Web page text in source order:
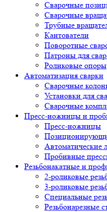
Сварочные
Сварочные
Трубные
Кантователи
Поворотные
Патроны для
Роликовые опоры
Автоматизация сварки
Сварочные
Установки для
Сварочные
Пресс-ножницы и
Пресс-ножницы
Автоматические
Пробивные
Резьбонакатные и
2-роликовые
3-роликовые
Специальные
Резьбонарезные